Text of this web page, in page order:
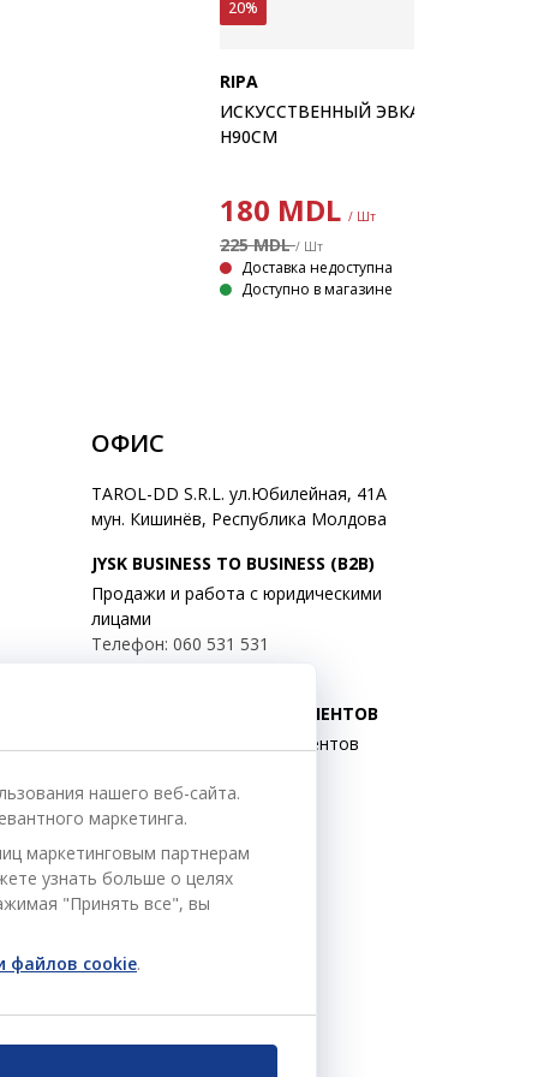
20%
RIPA
ИСКУССТВЕННЫЙ ЭВКАЛИПТ RIPA
H90СМ
180 MDL / Шт
225 MDL/ Шт
Доставка недоступна
Доступно в магазине
ОФИС
TAROL-DD S.R.L. ул.Юбилейная, 41A
мун. Кишинёв, Республика Молдова
JYSK BUSINESS TO BUSINESS (B2B)
Продажи и работа с юридическими
лицами
Телефон: 060 531 531
JYSK ОБСЛУЖИВАНИЕ КЛИЕНТОВ
Контактный центр для клиентов
E-mail: support@jysk.md
Следите за Jysk
нашего веб-сайта.
маркетинга.
маркетинговым партнерам
узнать больше о целях
"Принять все", вы
файлов cookie.